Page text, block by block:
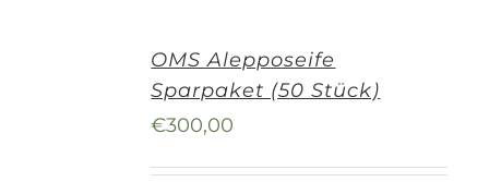
OMS Alepposeife
Sparpaket (50 Stück)
€300,00